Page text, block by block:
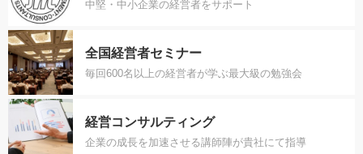
中堅・中小企業の経営者をサポート
全国経営者セミナー
毎回600名以上の経営者が学ぶ最大級の勉強会
経営コンサルティング
企業の成長を加速させる講師陣が貴社にて指導